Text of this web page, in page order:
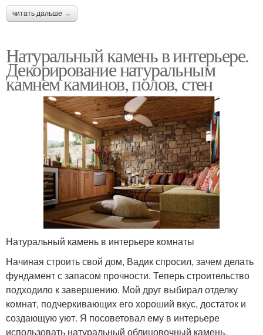
читать дальше →
Натуральный камень в интерьере.
Декорирование натуральным
камнем каминов, полов, стен
Натуральный камень в интерьере комнаты
Начиная строить свой дом, Вадик спросил, зачем делать
фундамент с запасом прочности. Теперь строительство
подходило к завершению. Мой друг выбирал отделку
комнат, подчеркивающих его хороший вкус, достаток и
создающую уют. Я посоветовал ему в интерьере
использовать натуральный облицовочный камень.